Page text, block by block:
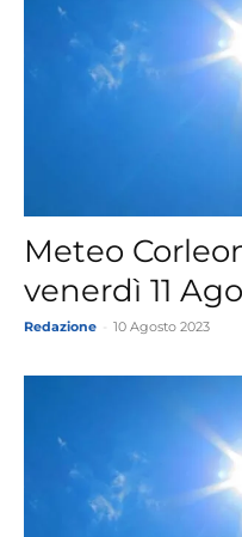
Meteo
venerdì 11
Redazione 10 Agosto 2023